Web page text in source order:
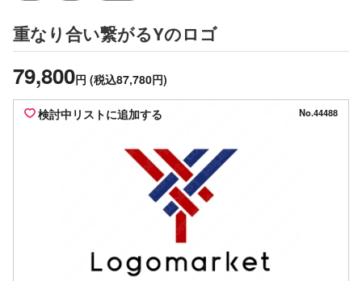
重なり合い繋がるYのロゴ
79,800円 (税込87,780円)
検討中リストに追加する No.44488